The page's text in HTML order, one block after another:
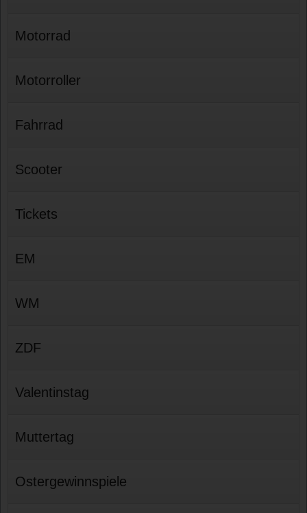
Motorrad
Motorroller
Fahrrad
Scooter
Tickets
EM
WM
ZDF
Valentinstag
Muttertag
Ostergewinnspiele